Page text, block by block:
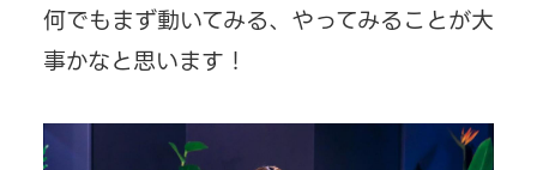
何でもまず動いてみる、やってみることが大
事かなと思います！